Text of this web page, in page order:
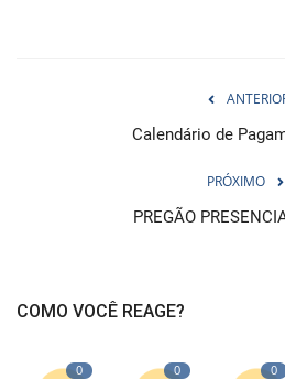
Calendário de
PRÓXIMO
PREGÃO
COMO VOCÊ REAGE?
0 0 0